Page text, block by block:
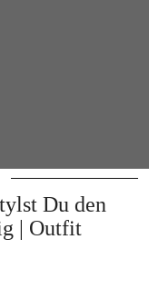
Du den
| Outfit